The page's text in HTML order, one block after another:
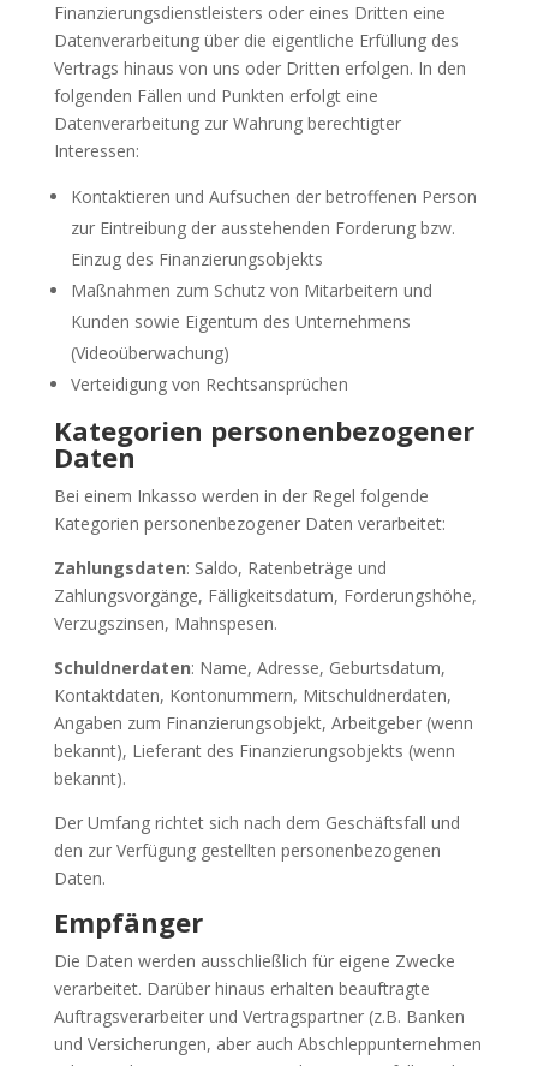
Finanzierungsdienstleisters oder eines Dritten eine
Datenverarbeitung über die eigentliche Erfüllung des
Vertrags hinaus von uns oder Dritten erfolgen. In den
folgenden Fällen und Punkten erfolgt eine
Datenverarbeitung zur Wahrung berechtigter
Interessen:
Kontaktieren und Aufsuchen der betroffenen Person
zur Eintreibung der ausstehenden Forderung bzw.
Einzug des Finanzierungsobjekts
Maßnahmen zum Schutz von Mitarbeitern und
Kunden sowie Eigentum des Unternehmens
(Videoüberwachung)
Verteidigung von Rechtsansprüchen
Kategorien personenbezogener
Daten
Bei einem Inkasso werden in der Regel folgende
Kategorien personenbezogener Daten verarbeitet:
Zahlungsdaten: Saldo, Ratenbeträge und
Zahlungsvorgänge, Fälligkeitsdatum, Forderungshöhe,
Verzugszinsen, Mahnspesen.
Schuldnerdaten: Name, Adresse, Geburtsdatum,
Kontaktdaten, Kontonummern, Mitschuldnerdaten,
Angaben zum Finanzierungsobjekt, Arbeitgeber (wenn
bekannt), Lieferant des Finanzierungsobjekts (wenn
bekannt).
Der Umfang richtet sich nach dem Geschäftsfall und
den zur Verfügung gestellten personenbezogenen
Daten.
Empfänger
Die Daten werden ausschließlich für eigene Zwecke
verarbeitet. Darüber hinaus erhalten beauftragte
Auftragsverarbeiter und Vertragspartner (z.B. Banken
und Versicherungen, aber auch Abschleppunternehmen